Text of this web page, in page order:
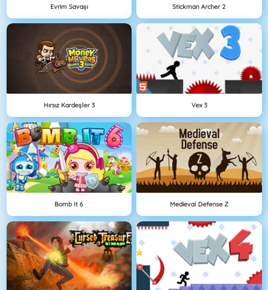
Evrim Savaşı Stickman Archer 2
Hırsız Kardeşler 3 Vex 3
Bomb It 6 Medieval Defense Z